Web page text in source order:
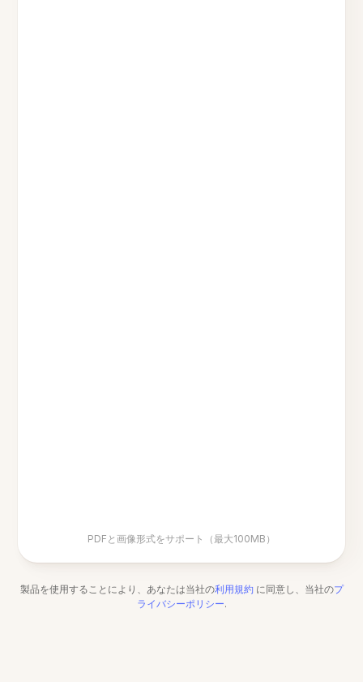
PDFと画像形式をサポート（最大100MB）
製品を使用することにより、あなたは当社の利用規約 に同意し、当社のプ
ライバシーポリシー.